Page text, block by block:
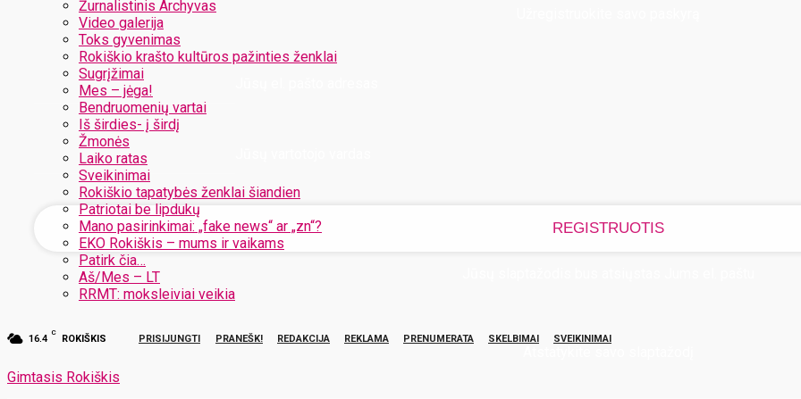
Žurnalistinis Archyvas
Video galerija
Toks gyvenimas
Rokiškio krašto kultūros pažinties ženklai
Sugrįžimai
Mes – jėga!
Bendruomenių vartai
Iš širdies- į širdį
Žmonės
Laiko ratas
Sveikinimai
Rokiškio tapatybės ženklai šiandien
Patriotai be lipdukų
Mano pasirinkimai: „fake news“ ar „zn“?
EKO Rokiškis – mums ir vaikams
Patirk čia…
Aš/Mes – LT
RRMT: moksleiviai veikia
16.4
C
ROKIŠKIS PRISIJUNGTI PRANEŠK! REDAKCIJA REKLAMA PRENUMERATA SKELBIMAI SVEIKINIMAI
Gimtasis Rokiškis